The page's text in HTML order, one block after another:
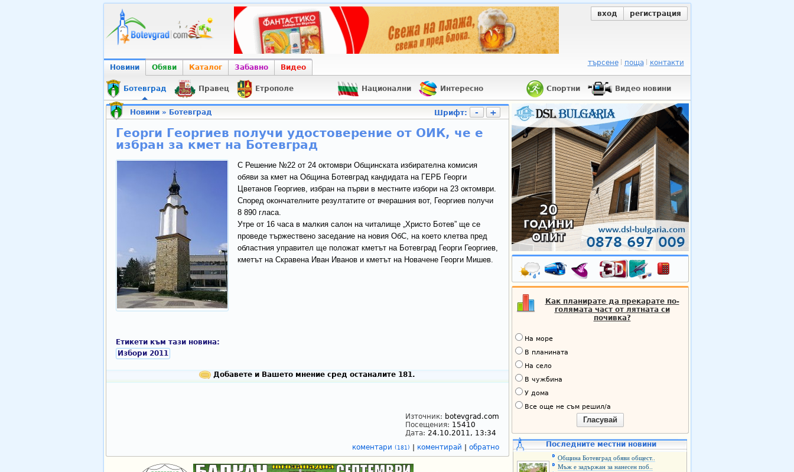
вход регистрация
Новини Обяви Каталог Забавно Видео
търсене поща контакти
Ботевград Правец Етрополе Национални Интересно Спортни Видео новини
Новини» Ботевград Шрифт: - +
Георги Георгиев получи удостоверение от ОИК, че е
избран за кмет на Ботевград
С Решение №22 от 24 октомври Общинската избирателна комисия
обяви за кмет на Община Ботевград кандидата на ГЕРБ Георги
Цветанов Георгиев, избран на първи в местните избори на 23 октомври.
Според окончателните резултатите от вчерашния вот, Георгиев получи
8 890 гласа.
Утре от 16 часа в малкия салон на читалище „Христо Ботев” ще се
проведе тържествено заседание на новия ОбС, на което клетва пред
областния управител ще положат кметът на Ботевград Георги Георгиев,
кметът на Скравена Иван Иванов и кметът на Новачене Георги Мишев.
Етикети към тази новина:
Избори 2011
Добавете и Вашето мнение сред останалите 181.
Източник: botevgrad.com
Посещения: 15410
Дата: 24.10.2011, 13:34
коментари (181) коментирай обратно
Как планирате да прекарате по-
голямата част от лятната си
почивка?
На море
В планината
На село
В чужбина
У дома
Все още не съм решил/а
Гласувай
Последните местни новини
Община Ботевград обяви общест..
Мъж е задържан за нанесен поб..